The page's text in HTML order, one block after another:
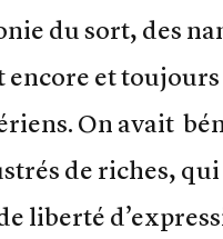
du sort, des
et
On avait
de riches,
liberté